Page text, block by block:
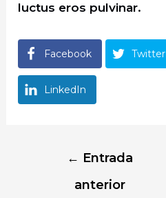
luctus eros pulvinar.
Facebook Twitter
LinkedIn
Navegación
entradas
← Entrada
anterior